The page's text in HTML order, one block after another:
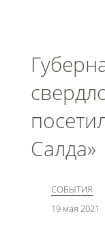
Салда»
СОБЫТИЯ
19 мая 2021